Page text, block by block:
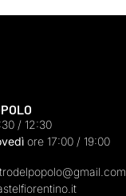
/ 12:30
ore 17:00 / 19:00